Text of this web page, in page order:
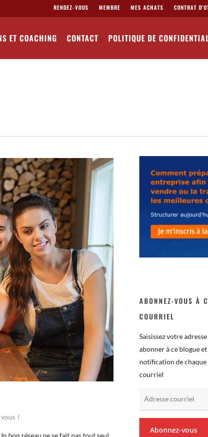
RENDEZ-VOUS MEMBRE MES ACHATS CONTRAT
ET COACHING CONTACT POLITIQUE DE
bon réseau ne se fait pas tout seul
ABONNEZ-VOUS À
COURRIEL
Saisissez votre
abonner à ce blogue
notification de
courriel
Abonnez-vous